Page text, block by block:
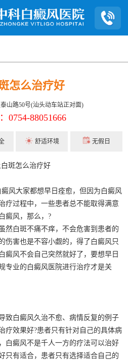
怎么治疗好
山路50号(汕头动车站正对面)
0754-88051666
舒适环境 无假日
风大家都想早日痊愈，但因为白癜风
疗过程中，一些患者总不能取得满意
癜风，那么，?
然白斑不痛不痒，不会危害到患者的
伤害也是不容小觑的，得了白癜风只
癜风不会自己突然就好了，要想早日
专业的白癜风医院进行治疗才是关
致白癜风久治不愈、病情反复的例子
疗效果好?患者只有针对自己的具体病
白癜风不是千人一方的疗法可以治好
只有适合，患者只有选择适合自己的